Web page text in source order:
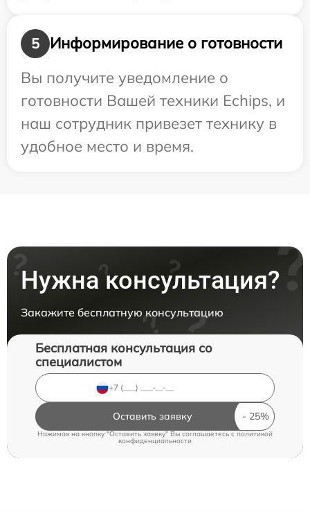
5
Информирование о готовности
Вы получите уведомление о
готовности Вашей техники Echips, и
наш сотрудник привезет технику в
удобное место и время.
Нужна консультация?
Закажите бесплатную консультацию
Бесплатная консультация со
специалистом
Оставить заявку
Нажимая на кнопку "Оставить заявку" Вы соглашаетесь cполитикой
конфиденциальности